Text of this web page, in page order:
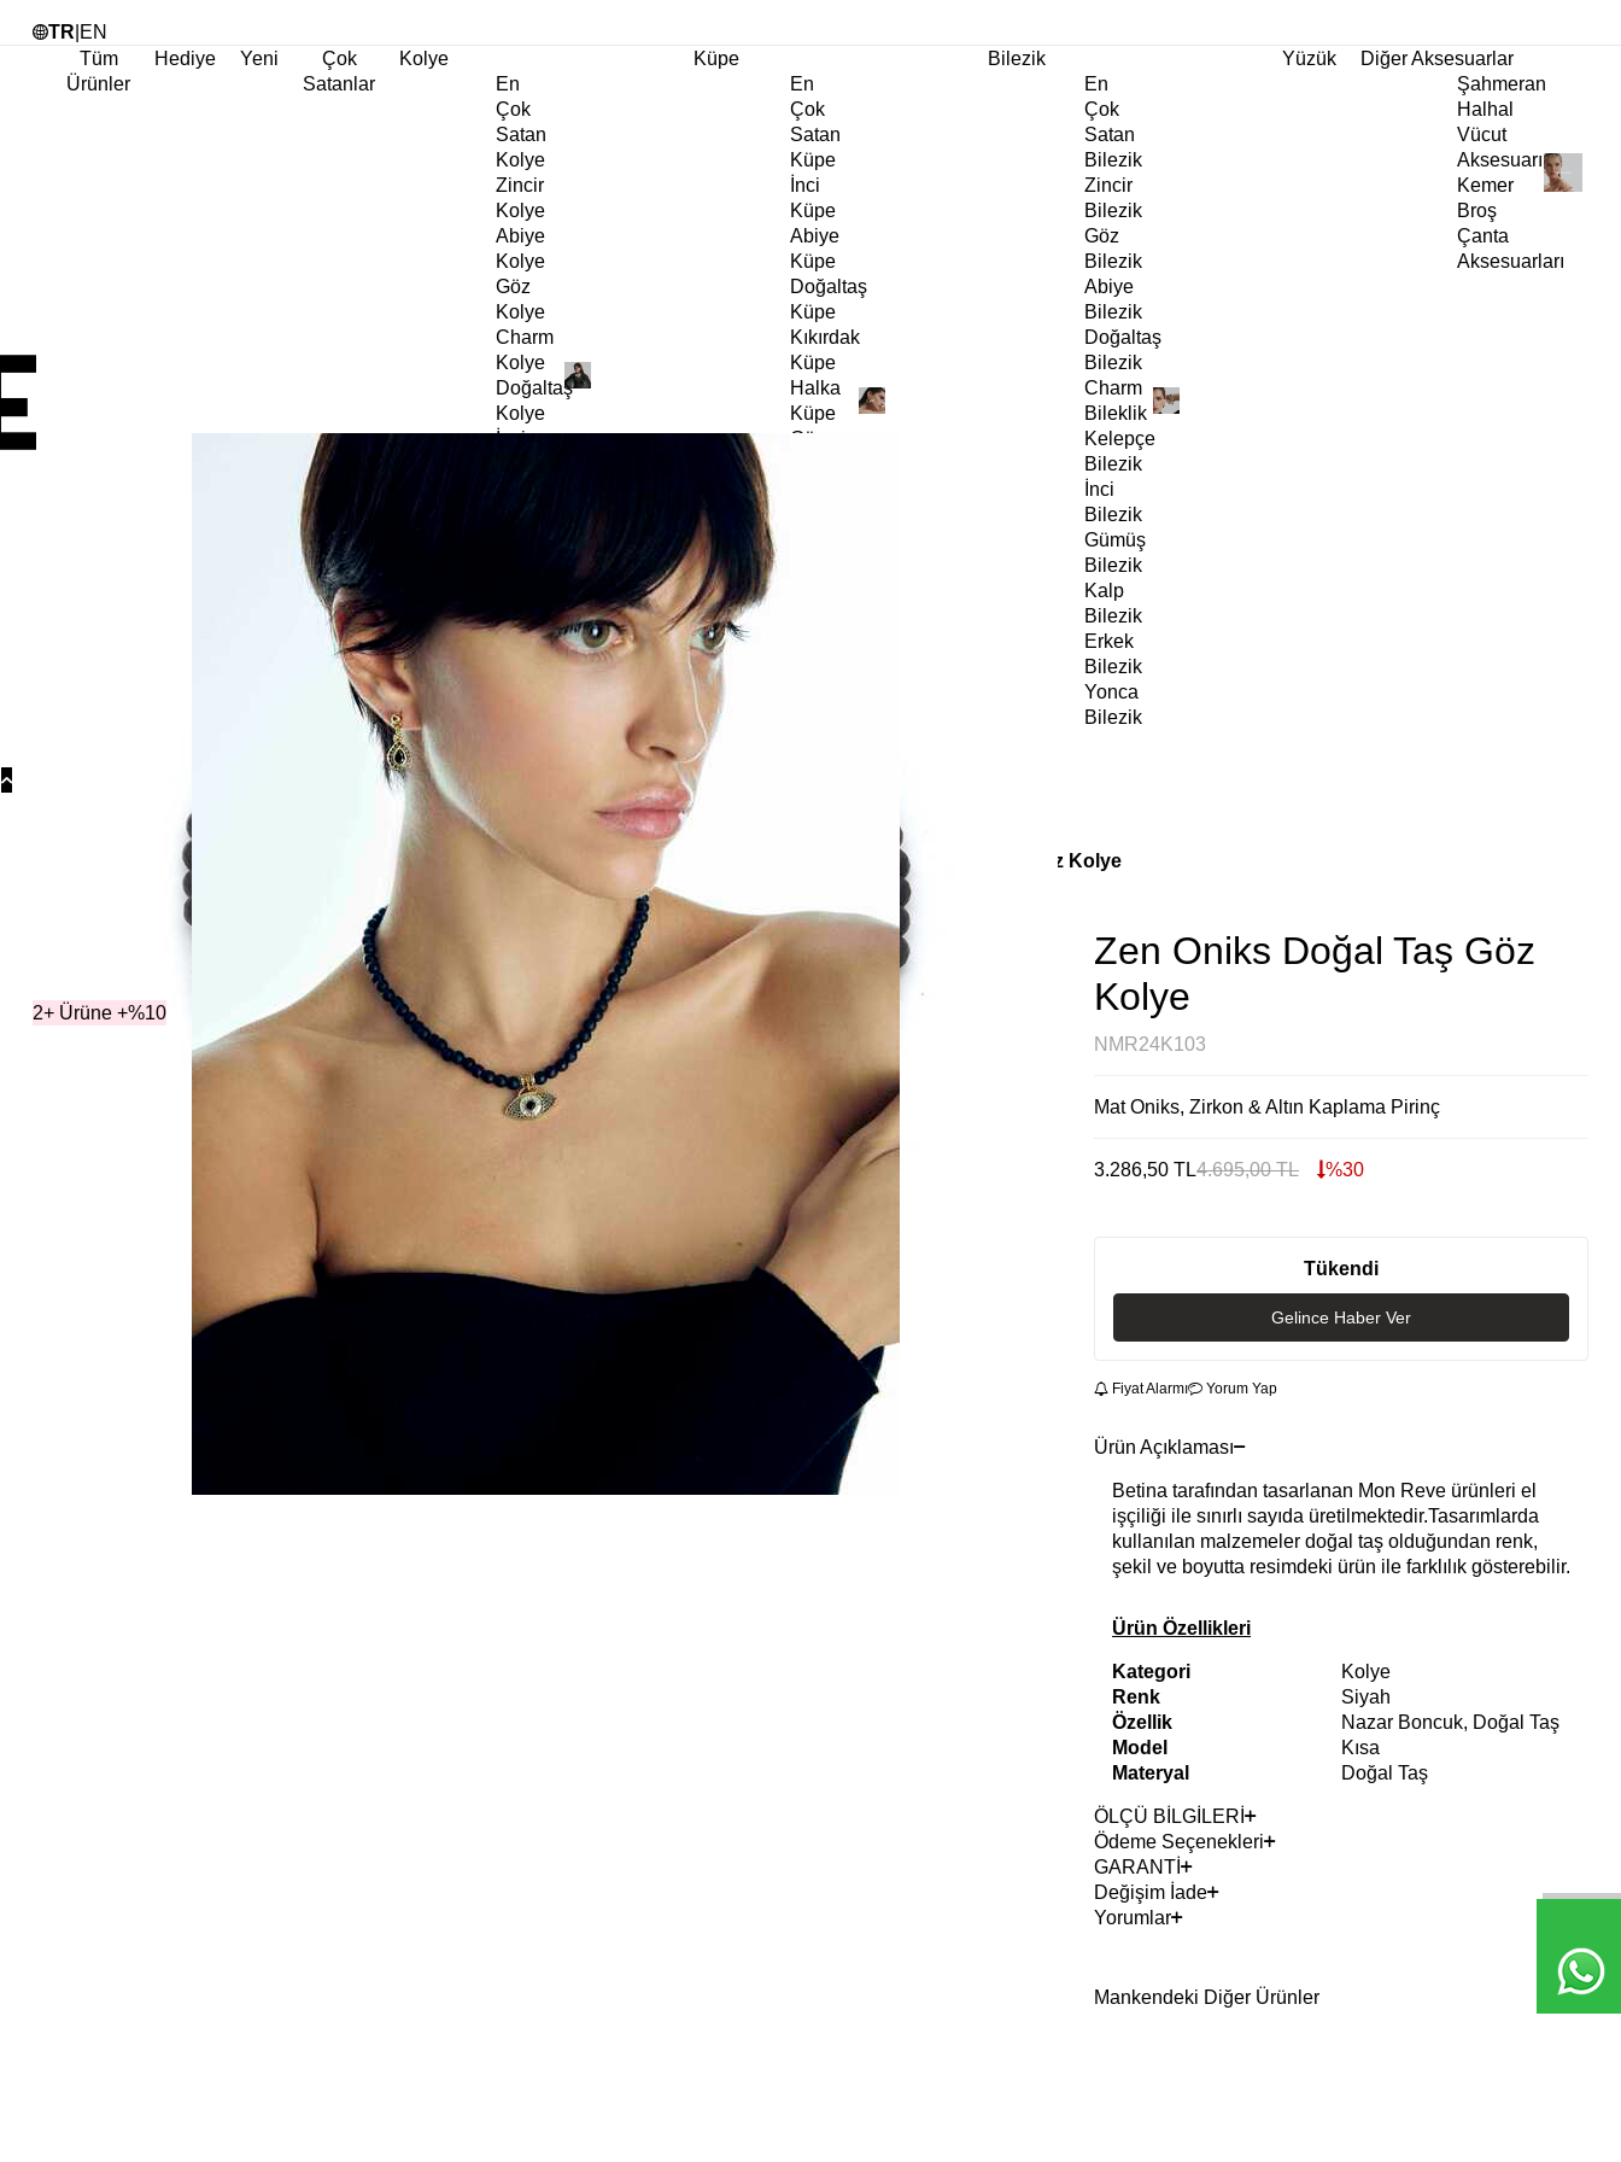
TR EN
Tüm
Ürünler
Hediye Yeni
Çok
Satanlar
Kolye
En
Çok
Satan
Kolye
Zincir
Kolye
Abiye
Kolye
Göz
Kolye
Charm
Kolye
Doğaltaş
Kolye
İnci
Choker
Kolye
Kolye
Yonca
Küpe
En
Çok
Satan
Küpe
İnci
Küpe
Abiye
Küpe
Doğaltaş
Küpe
Kıkırdak
Küpe
Halka
Küpe
Göz
Bilezik
En
Çok
Satan
Bilezik
Zincir
Bilezik
Göz
Bilezik
Abiye
Bilezik
Doğaltaş
Bilezik
Charm
Bileklik
Kelepçe
Bilezik
İnci
Bilezik
Gümüş
Bilezik
Kalp
Bilezik
Erkek
Bilezik
Yonca
Bilezik
Yüzük
Diğer Aksesuarlar
Şahmeran
Halhal
Vücut
Aksesuarı
Kemer
Broş
Çanta
Aksesuarları
Koleksiyonlar Koleksiyonlar Zen Oniks Doğal Taş Göz Kolye
2+ Ürüne +%10
Zen Oniks Doğal Taş Göz
Kolye
NMR24K103
Mat Oniks, Zirkon & Altın Kaplama Pirinç
3.286,50 TL4.695,00TL %30
Tükendi
Gelince Haber Ver
Fiyat Alarmı Yorum Yap
Ürün Açıklaması
Betina tarafından tasarlanan Mon Reve ürünleri el
işçiliği ile sınırlı sayıda üretilmektedir.Tasarımlarda
kullanılan malzemeler doğal taş olduğundan renk,
şekil ve boyutta resimdeki ürün ile farklılık gösterebilir.
Ürün Özellikleri
Kategori
Kolye
Renk
Siyah
Özellik
Nazar Boncuk, Doğal Taş
Model
Kısa
Materyal
Doğal Taş
ÖLÇÜ BİLGİLERİ
Ödeme Seçenekleri
GARANTİ
Değişim İade
Yorumlar
Mankendeki Diğer Ürünler